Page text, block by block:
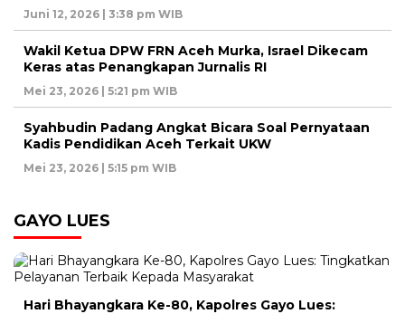
Juni 12, 2026 | 3:38 pm WIB
Wakil Ketua DPW FRN Aceh Murka, Israel Dikecam
Keras atas Penangkapan Jurnalis RI
Mei 23, 2026 | 5:21 pm WIB
Syahbudin Padang Angkat Bicara Soal Pernyataan
Kadis Pendidikan Aceh Terkait UKW
Mei 23, 2026 | 5:15 pm WIB
GAYO LUES
Hari Bhayangkara Ke-80, Kapolres Gayo Lues: